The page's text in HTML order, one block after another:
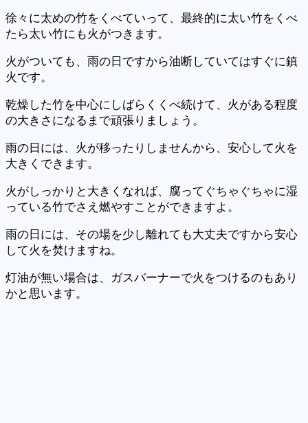
徐々に太めの竹をくべていって、最終的に太い竹をくべ
たら太い竹にも火がつきます。
火がついても、雨の日ですから油断していてはすぐに鎮
火です。
乾燥した竹を中心にしばらくくべ続けて、火がある程度
の大きさになるまで頑張りましょう。
雨の日には、火が移ったりしませんから、安心して火を
大きくできます。
火がしっかりと大きくなれば、腐ってぐちゃぐちゃに湿
っている竹でさえ燃やすことができますよ。
雨の日には、その場を少し離れても大丈夫ですから安心
して火を焚けますね。
灯油が無い場合は、ガスバーナーで火をつけるのもあり
かと思います。